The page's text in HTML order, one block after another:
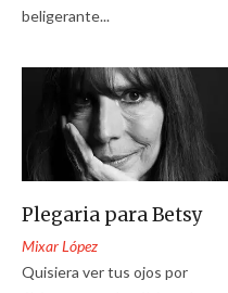
beligerante...
Plegaria para Betsy
Mixar López
Quisiera ver tus ojos por